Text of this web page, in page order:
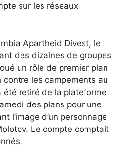
sur les réseaux
Apartheid Divest, le
des dizaines de groupes
un rôle de premier plan
les campements au
été retiré de la plateforme
des plans pour une
l’image d’un personnage
Le compte comptait